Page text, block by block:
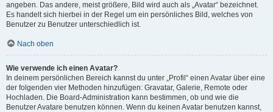
angeben. Das andere, meist größere, Bild wird auch als „Avatar“ bezeichnet.
Es handelt sich hierbei in der Regel um ein persönliches Bild, welches von
Benutzer zu Benutzer unterschiedlich ist.
Nach oben
Wie verwende ich einen Avatar?
In deinem persönlichen Bereich kannst du unter „Profil“ einen Avatar über eine
der folgenden vier Methoden hinzufügen: Gravatar, Galerie, Remote oder
Hochladen. Die Board-Administration kann bestimmen, ob und wie die
Benutzer Avatare benutzen können. Wenn du keinen Avatar benutzen kannst,